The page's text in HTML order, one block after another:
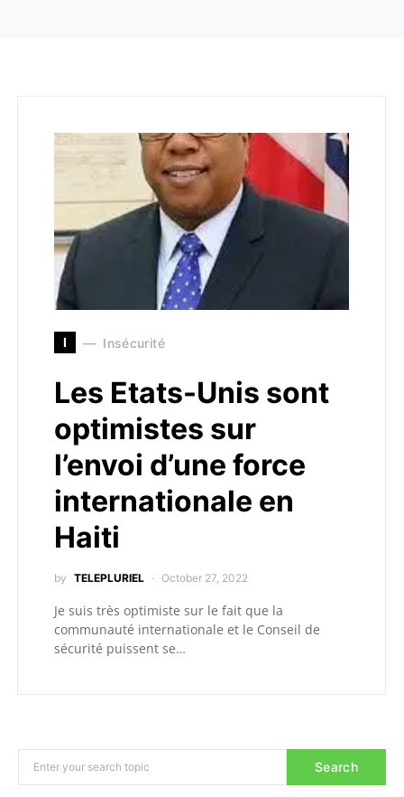
I Insécurité
Les Etats-Unis sont
optimistes sur
l’envoi d’une force
internationale en
Haiti
by TELEPLURIEL October 27, 2022
Je suis très optimiste sur le fait que la
communauté internationale et le Conseil de
sécurité puissent se…
Search